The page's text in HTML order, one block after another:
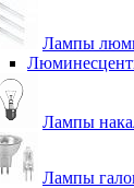
Лампы
Лампы
Лампы